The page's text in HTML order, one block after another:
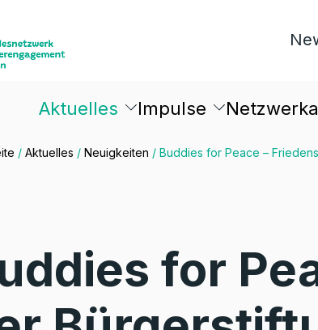
Aktuelles Impulse
/ Aktuelles / Neuigkeiten / Buddies for Peace –
for